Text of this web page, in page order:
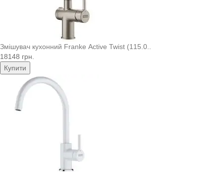
Змішувач кухонний Franke Active Twist (115.0..
18148 грн.
Купити